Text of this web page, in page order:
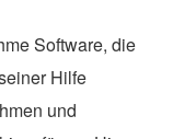
Software, die
Hilfe
und